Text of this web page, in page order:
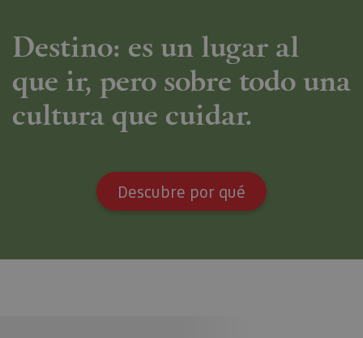
Destino: es un lugar al
que ir, pero sobre todo una
cultura que cuidar.
Descubre por qué